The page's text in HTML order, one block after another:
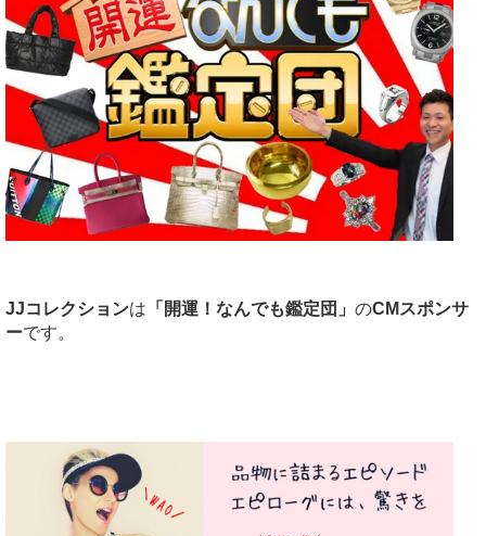
JJコレクションは 「開運！なんでも鑑定団」 のCMスポンサ
ーです。